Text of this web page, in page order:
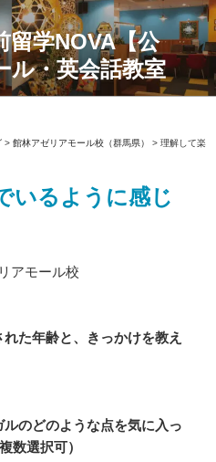
留学NOVA【公
ル・英会話教室
> 館林アゼリアモール校（群馬県） > 理解して楽
いるように感じ
アモール校
た年齢と、きっかけを教え
のどのような点を気に入っ
数選択可）